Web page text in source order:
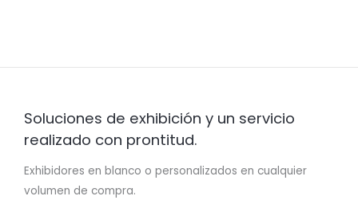
Soluciones de exhibición y un servicio
realizado con prontitud.
Exhibidores en blanco o personalizados en cualquier
volumen de compra.